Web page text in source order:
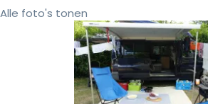
Alle foto's tonen